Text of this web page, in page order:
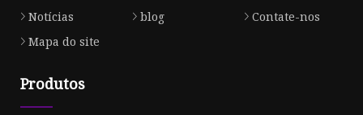
Notícias
blog
Contate-nos
Mapa do site
Produtos